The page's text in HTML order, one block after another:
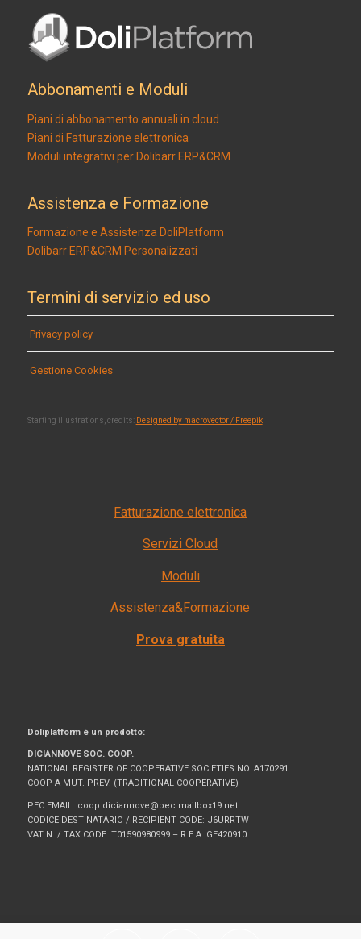
Abbonamenti e Moduli
Piani di abbonamento annuali in cloud
Piani di Fatturazione elettronica
Moduli integrativi per Dolibarr ERP&CRM
Assistenza e Formazione
Formazione e Assistenza DoliPlatform
Dolibarr ERP&CRM Personalizzati
Termini di servizio ed uso
Privacy policy
Gestione Cookies
Starting illustrations, credits: Designed by macrovector / Freepik
Fatturazione elettronica
Servizi Cloud
Moduli
Assistenza&Formazione
Prova gratuita
Doliplatform è un prodotto:
DICIANNOVE SOC. COOP.
NATIONAL REGISTER OF COOPERATIVE SOCIETIES NO. A170291
COOP A MUT. PREV. (TRADITIONAL COOPERATIVE)
PEC EMAIL: coop.diciannove@pec.mailbox19.net
CODICE DESTINATARIO / RECIPIENT CODE: J6URRTW
VAT N. / TAX CODE IT01590980999 – R.E.A. GE420910